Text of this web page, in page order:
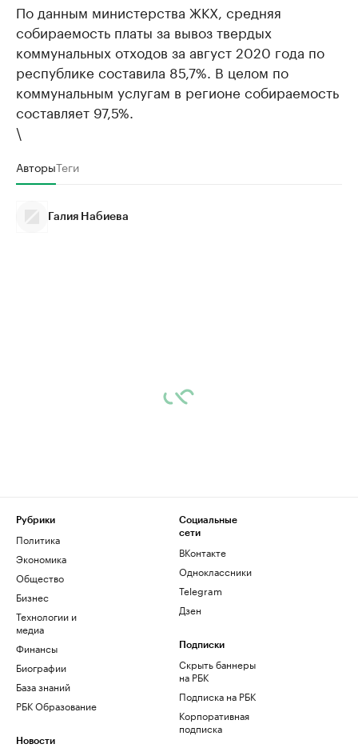
По данным министерства ЖКХ, средняя
собираемость платы за вывоз твердых
коммунальных отходов за август 2020 года по
республике составила 85,7%. В целом по
коммунальным услугам в регионе собираемость
составляет 97,5%.
\
АвторыТеги
Галия Набиева
Рубрики
Политика
Экономика
Общество
Бизнес
Технологии и
медиа
Финансы
Биографии
База знаний
РБК Образование
Новости
Социальные
сети
ВКонтакте
Одноклассники
Telegram
Дзен
Подписки
Скрыть баннеры
на РБК
Подписка на РБК
Корпоративная
подписка